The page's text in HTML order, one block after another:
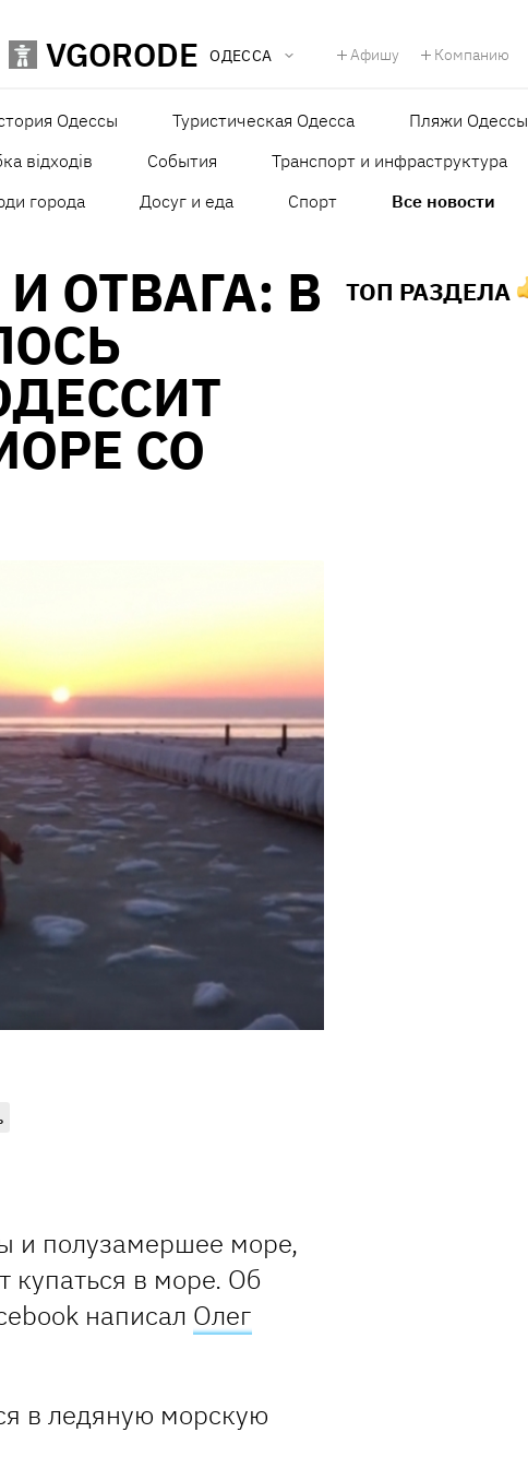
VGORODE ОДЕССА Афишу Компанию
Одессы Туристическая Одесса
Пляжи Одессы
відходів
События
Транспорт и инфраструктура
города Досуг и еда Спорт Все новости
ОТВАГА: В
СО
и полузамершее море,
в море. Об
написал Олег
в ледяную морскую
ТОП РАЗДЕЛА